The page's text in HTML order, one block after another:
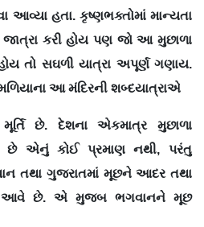
આવ્યા હતા. કૃષ્ણભક્તોમાં માન્યતા
જાત્રા કરી હોય પણ જો આ મુછાળા
તો સઘળી યાત્રા અપૂર્ણ ગણાય.
આ મંદિરની શબ્દયાત્રાએ
છે. દેશના એકમાત્ર મુછાળા
છે એનું કોઈ પ્રમાણ નથી, પરંતુ
તથા ગુજરાતમાં મૂછને આદર તથા
આવે છે. એ મુજબ ભગવાનને મૂછ